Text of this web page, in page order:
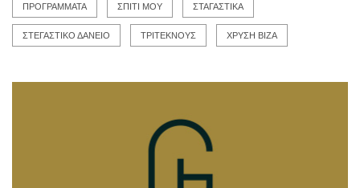
ΠΡΟΓΡΑΜΜΑΤΑ ΣΠΙΤΙ ΜΟΥ ΣΤΑΓΑΣΤΙΚΑ
ΣΤΕΓΑΣΤΙΚΟ ΔΑΝΕΙΟ ΤΡΙΤΕΚΝΟΥΣ ΧΡΥΣΗ ΒΙΖΑ